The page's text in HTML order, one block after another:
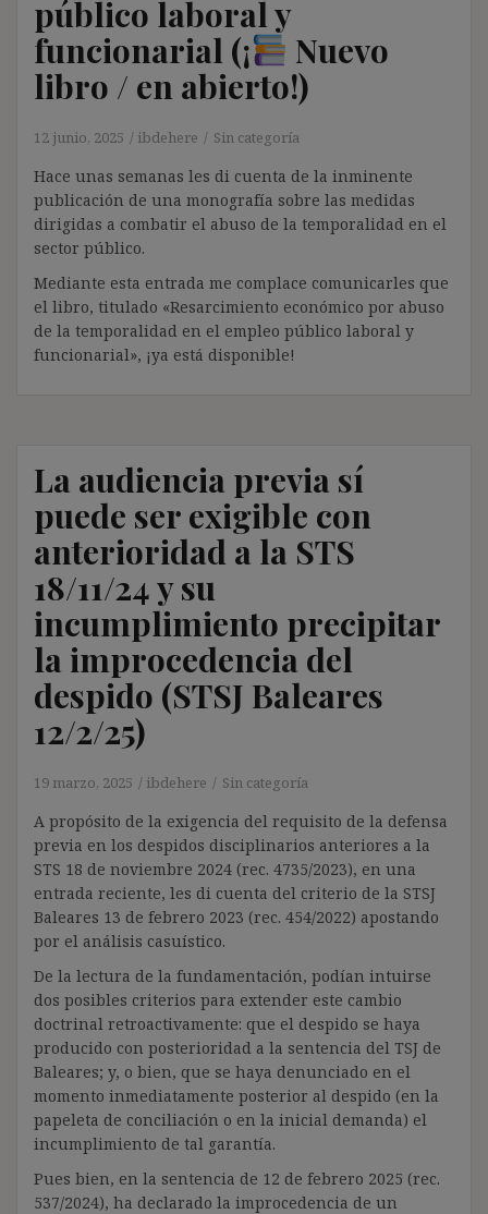
público laboral y
funcionarial (¡
Nuevo
libro / en abierto!)
12 junio, 2025 ibdehere Sin categoría
Hace unas semanas les di cuenta de la inminente
publicación de una monografía sobre las medidas
dirigidas a combatir el abuso de la temporalidad en el
sector público.
Mediante esta entrada me complace comunicarles que
el libro, titulado «Resarcimiento económico por abuso
de la temporalidad en el empleo público laboral y
funcionarial», ¡ya está disponible!
La audiencia previa sí
puede ser exigible con
anterioridad a la STS
18/11/24 y su
incumplimiento precipitar
la improcedencia del
despido (STSJ Baleares
12/2/25)
19 marzo, 2025 ibdehere Sin categoría
A propósito de la exigencia del requisito de la defensa
previa en los despidos disciplinarios anteriores a la
STS 18 de noviembre 2024 (rec. 4735/2023), en una
entrada reciente, les di cuenta del criterio de la STSJ
Baleares 13 de febrero 2023 (rec. 454/2022) apostando
por el análisis casuístico.
De la lectura de la fundamentación, podían intuirse
dos posibles criterios para extender este cambio
doctrinal retroactivamente: que el despido se haya
producido con posterioridad a la sentencia del TSJ de
Baleares; y, o bien, que se haya denunciado en el
momento inmediatamente posterior al despido (en la
papeleta de conciliación o en la inicial demanda) el
incumplimiento de tal garantía.
Pues bien, en la sentencia de 12 de febrero 2025 (rec.
537/2024), ha declarado la improcedencia de un